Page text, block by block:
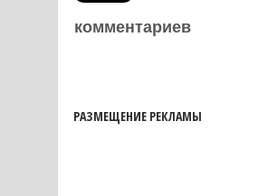
комментариев
РАЗМЕЩЕНИЕ РЕКЛАМЫ